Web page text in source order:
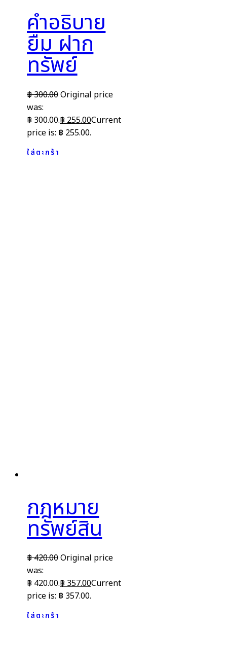
คำอธิบาย
ยืม ฝาก
ทรัพย์
฿300.00Original price
was:
฿ 300.00.฿ 255.00Current
price is: ฿ 255.00.
ใส่ตะกร้า
กฎหมาย
ทรัพย์สิน
฿420.00Original price
was:
฿ 420.00.฿357.00Current
price is: ฿ 357.00.
ใส่ตะกร้า